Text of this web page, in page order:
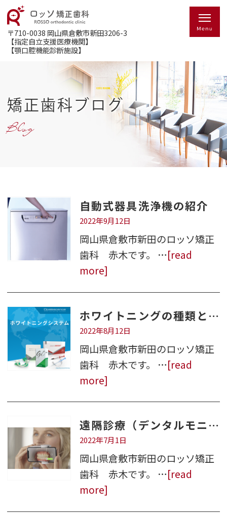
〒710-0038 岡山県倉敷市新田3206-3
【指定自立支援医療機関】
【顎口腔機能診断施設】
矯正歯科ブログ
Blog
自動式器具洗浄機の紹介
2022年9月12日
岡山県倉敷市新田のロッソ矯正
歯科 赤木です。 …[read
more]
ホワイトニングの種類と金額
2022年8月12日
岡山県倉敷市新田のロッソ矯正
歯科 赤木です。 …[read
more]
遠隔診療（デンタルモニタリング）について
2022年7月1日
岡山県倉敷市新田のロッソ矯正
歯科 赤木です。 …[read
more]